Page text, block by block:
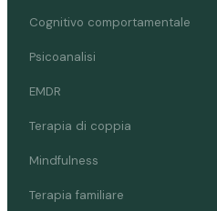
Cognitivo comportamentale
Psicoanalisi
EMDR
Terapia di coppia
Mindfulness
Terapia familiare